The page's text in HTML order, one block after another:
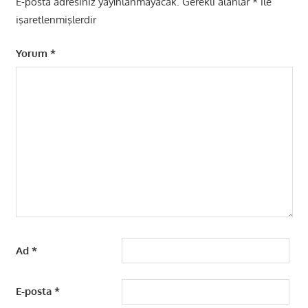
işaretlenmişlerdir
Yorum *
Ad *
E-posta *